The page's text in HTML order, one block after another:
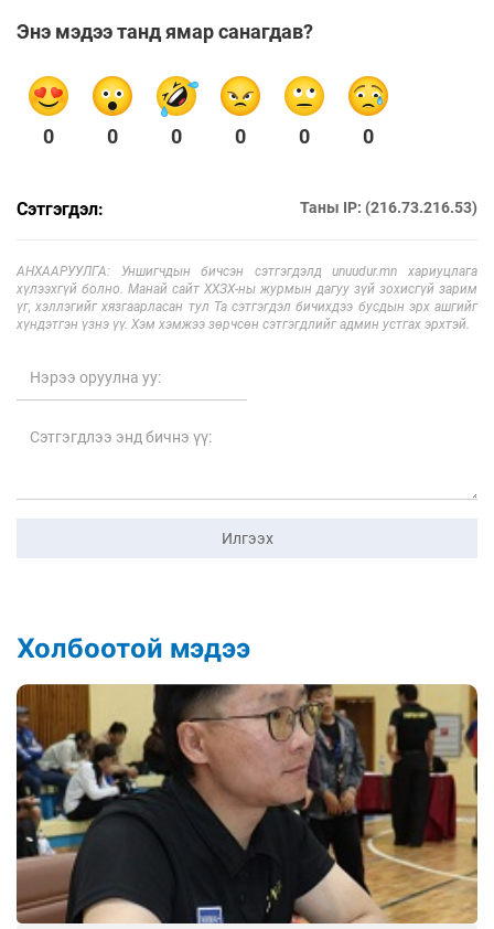
Энэ мэдээ танд ямар санагдав?
0 0 0 0 0 0
Сэтгэгдэл: Таны IP: (216.73.216.53)
АНХААРУУЛГА: Уншигчдын бичсэн сэтгэгдэлд unuudur.mn хариуцлага
хүлээхгүй болно. Манай сайт ХХЗХ-ны журмын дагуу зүй зохисгүй зарим
үг, хэллэгийг хязгаарласан тул Та сэтгэгдэл бичихдээ бусдын эрх ашгийг
хүндэтгэн үзнэ үү. Хэм хэмжээ зөрчсөн сэтгэгдлийг админ устгах эрхтэй.
Илгээх
Холбоотой мэдээ